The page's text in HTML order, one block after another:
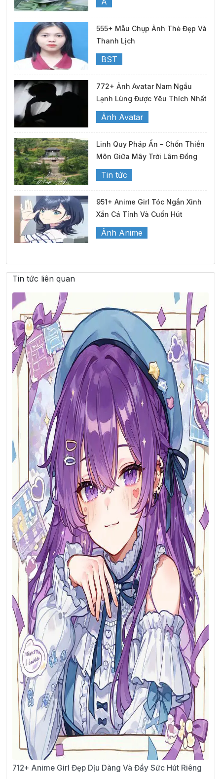
555+ Mẫu Chụp Ảnh Thẻ Đẹp Và
Thanh Lịch
BST
772+ Ảnh Avatar Nam Ngầu
Lạnh Lùng Được Yêu Thích Nhất
Ảnh Avatar
Linh Quy Pháp Ấn – Chốn Thiền
Môn Giữa Mây Trời Lâm Đồng
Tin tức
951+ Anime Girl Tóc Ngắn Xinh
Xắn Cá Tính Và Cuốn Hút
Ảnh Anime
Tin tức liên quan
712+ Anime Girl Đẹp Dịu Dàng Và Đầy Sức Hút Riêng